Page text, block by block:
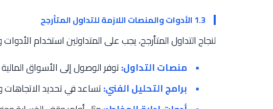
1.3 الأدوات والمنصات اللازمة للتداول المتأرجح
لنجاح التداول المتأرجح، يجب على المتداولين استخدام
منصات التداول:توفر الوصول إلى الأسواق المالية
برامج التحليل الفني:تساعد في تحديد الاتجاهات